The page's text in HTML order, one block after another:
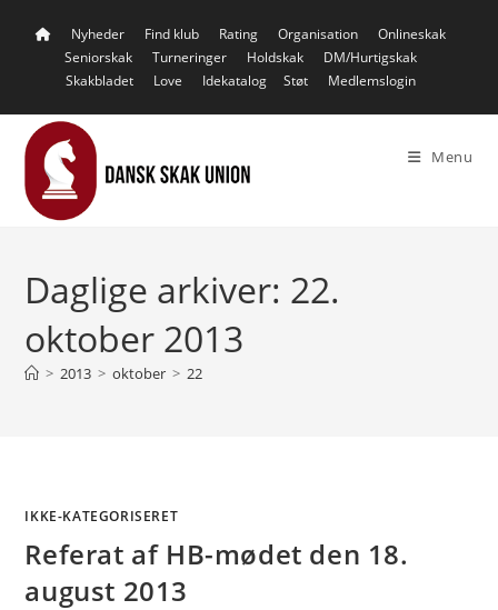
Nyheder Find klub Rating Organisation
Onlineskak
Seniorskak
Turneringer Holdskak
DM/Hurtigskak
Skakbladet
Love Idekatalog Støt Medlemslogin
Menu
Daglige arkiver: 22.
oktober 2013
> 2013 > oktober > 22
IKKE-KATEGORISERET
Referat af HB-mødet den 18.
august 2013